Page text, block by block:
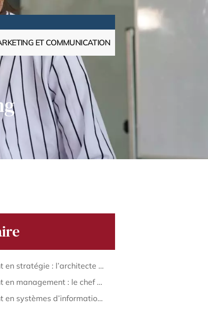
ET COMMUNICATION
Consultant en stratégie : l’architecte du succès entrepreneurial
Consultant en management : le chef d’orchestre de l’efficacité
Consultant en systèmes d’information : le magicien du digital